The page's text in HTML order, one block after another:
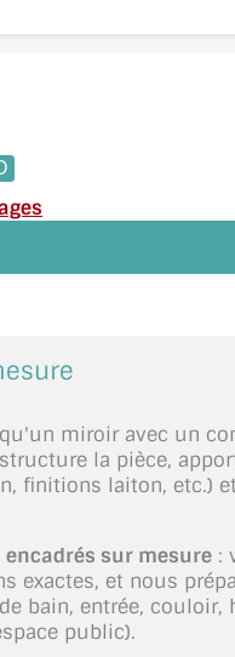
miroir avec un
la pièce,
finitions laiton, etc.)
sur mesure :
exactes, et nous
bain, entrée, couloir,
public).